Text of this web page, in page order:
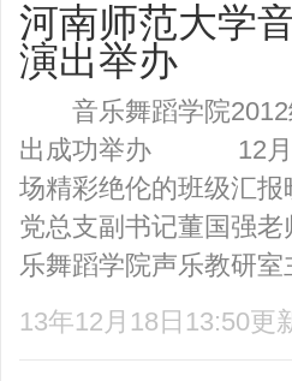
河南师范大学
演出举办
音乐舞蹈学院2012
出成功举办 12月16
场精彩绝伦的班级汇
党总支副书记董国强
乐舞蹈学院声乐教研
13年12月18日13:50更